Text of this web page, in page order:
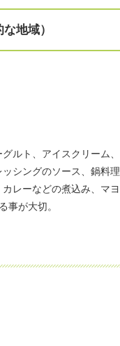
地域）
ルト、アイスクリーム、
シングのソース、鍋料理
レーなどの煮込み、マヨ
事が大切。